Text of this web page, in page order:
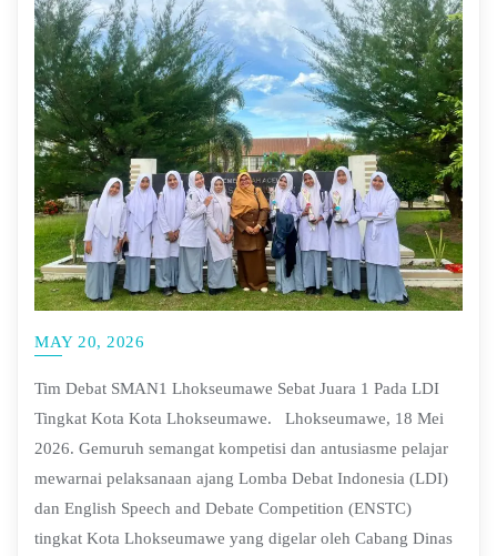
MAY 20, 2026
Tim Debat SMAN1 Lhokseumawe Sebat Juara 1 Pada LDI
Tingkat Kota Kota Lhokseumawe. Lhokseumawe, 18 Mei
2026. Gemuruh semangat kompetisi dan antusiasme pelajar
mewarnai pelaksanaan ajang Lomba Debat Indonesia (LDI)
dan English Speech and Debate Competition (ENSTC)
tingkat Kota Lhokseumawe yang digelar oleh Cabang Dinas